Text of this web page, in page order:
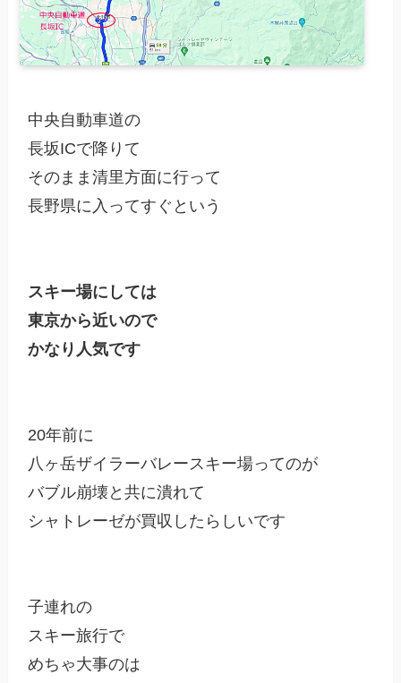
中央自動車道の
長坂ICで降りて
そのまま清里方面に行って
長野県に入ってすぐという
スキー場にしては
東京から近いので
かなり人気です
20年前に
八ヶ岳ザイラーバレースキー場ってのが
バブル崩壊と共に潰れて
シャトレーゼが買収したらしいです
子連れの
スキー旅行で
めちゃ大事のは